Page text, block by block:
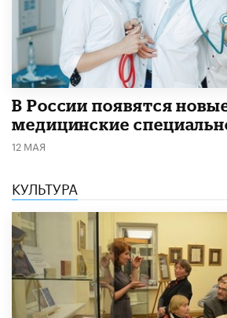
В России появятся
медицинские
12 МАЯ
КУЛЬТУРА